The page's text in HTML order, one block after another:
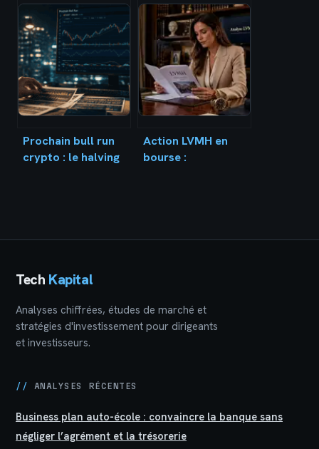
et baisse des taux :
comment optimiser
vos finances
bancaires avant fin
mars
universelle : peut-
on réellement
déshériter ses
enfants au profit
du conjoint ?
Prochain bull run
crypto : le halving
Action LVMH en
bourse :
Tech Kapital
Analyses chiffrées, études de marché et
stratégies d'investissement pour dirigeants
et investisseurs.
// ANALYSES RÉCENTES
Business plan auto-école : convaincre la banque sans
négliger l’agrément et la trésorerie